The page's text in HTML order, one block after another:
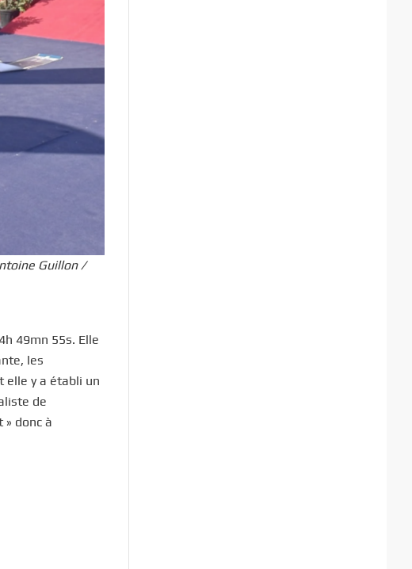
Guillon /
49mn 55s. Elle
les
elle y a établi un
de
» donc à